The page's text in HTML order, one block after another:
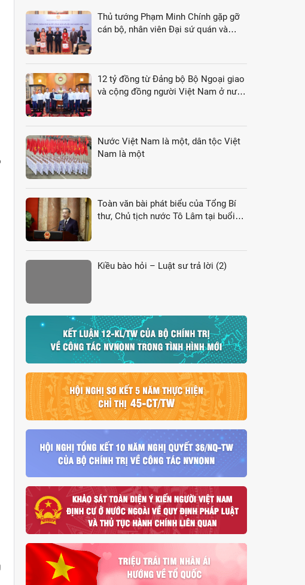
Thủ tướng Phạm Minh Chính gặp gỡ
cán bộ, nhân viên Đại sứ quán và
12 tỷ đồng từ Đảng bộ Bộ Ngoại giao
và cộng đồng người Việt Nam ở nước
Nước Việt Nam là một, dân tộc Việt
Nam là một
Toàn văn bài phát biểu của Tổng Bí
thư, Chủ tịch nước Tô Lâm tại buổi
Kiều bào hỏi – Luật sư trả lời (2)